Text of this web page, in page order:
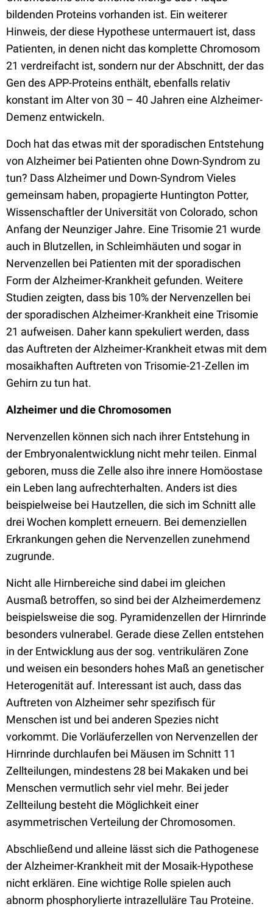
bildenden Proteins vorhanden ist. Ein weiterer
Hinweis, der diese Hypothese untermauert ist, dass
Patienten, in denen nicht das komplette Chromosom
21 verdreifacht ist, sondern nur der Abschnitt, der das
Gen des APP-Proteins enthält, ebenfalls relativ
konstant im Alter von 30 – 40 Jahren eine Alzheimer-
Demenz entwickeln.
Doch hat das etwas mit der sporadischen Entstehung
von Alzheimer bei Patienten ohne Down-Syndrom zu
tun? Dass Alzheimer und Down-Syndrom Vieles
gemeinsam haben, propagierte Huntington Potter,
Wissenschaftler der Universität von Colorado, schon
Anfang der Neunziger Jahre. Eine Trisomie 21 wurde
auch in Blutzellen, in Schleimhäuten und sogar in
Nervenzellen bei Patienten mit der sporadischen
Form der Alzheimer-Krankheit gefunden. Weitere
Studien zeigten, dass bis 10% der Nervenzellen bei
der sporadischen Alzheimer-Krankheit eine Trisomie
21 aufweisen. Daher kann spekuliert werden, dass
das Auftreten der Alzheimer-Krankheit etwas mit dem
mosaikhaften Auftreten von Trisomie-21-Zellen im
Gehirn zu tun hat.
Alzheimer und die Chromosomen
Nervenzellen können sich nach ihrer Entstehung in
der Embryonalentwicklung nicht mehr teilen. Einmal
geboren, muss die Zelle also ihre innere Homöostase
ein Leben lang aufrechterhalten. Anders ist dies
beispielweise bei Hautzellen, die sich im Schnitt alle
drei Wochen komplett erneuern. Bei demenziellen
Erkrankungen gehen die Nervenzellen zunehmend
zugrunde.
Nicht alle Hirnbereiche sind dabei im gleichen
Ausmaß betroffen, so sind bei der Alzheimerdemenz
beispielsweise die sog. Pyramidenzellen der Hirnrinde
besonders vulnerabel. Gerade diese Zellen entstehen
in der Entwicklung aus der sog. ventrikulären Zone
und weisen ein besonders hohes Maß an genetischer
Heterogenität auf. Interessant ist auch, dass das
Auftreten von Alzheimer sehr spezifisch für
Menschen ist und bei anderen Spezies nicht
vorkommt. Die Vorläuferzellen von Nervenzellen der
Hirnrinde durchlaufen bei Mäusen im Schnitt 11
Zellteilungen, mindestens 28 bei Makaken und bei
Menschen vermutlich sehr viel mehr. Bei jeder
Zellteilung besteht die Möglichkeit einer
asymmetrischen Verteilung der Chromosomen.
Abschließend und alleine lässt sich die Pathogenese
der Alzheimer-Krankheit mit der Mosaik-Hypothese
nicht erklären. Eine wichtige Rolle spielen auch
abnorm phosphorylierte intrazelluläre Tau Proteine.